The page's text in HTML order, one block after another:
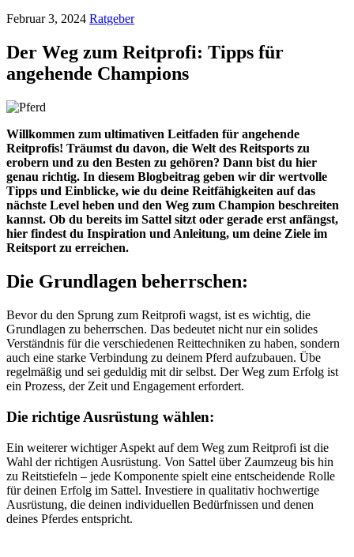
Februar 3, 2024 Ratgeber
Der Weg zum Reitprofi: Tipps für
angehende Champions
Willkommen zum ultimativen Leitfaden für angehende
Reitprofis! Träumst du davon, die Welt des Reitsports zu
erobern und zu den Besten zu gehören? Dann bist du hier
genau richtig. In diesem Blogbeitrag geben wir dir wertvolle
Tipps und Einblicke, wie du deine Reitfähigkeiten auf das
nächste Level heben und den Weg zum Champion beschreiten
kannst. Ob du bereits im Sattel sitzt oder gerade erst anfängst,
hier findest du Inspiration und Anleitung, um deine Ziele im
Reitsport zu erreichen.
Die Grundlagen beherrschen:
Bevor du den Sprung zum Reitprofi wagst, ist es wichtig, die
Grundlagen zu beherrschen. Das bedeutet nicht nur ein solides
Verständnis für die verschiedenen Reittechniken zu haben, sondern
auch eine starke Verbindung zu deinem Pferd aufzubauen. Übe
regelmäßig und sei geduldig mit dir selbst. Der Weg zum Erfolg ist
ein Prozess, der Zeit und Engagement erfordert.
Die richtige Ausrüstung wählen:
Ein weiterer wichtiger Aspekt auf dem Weg zum Reitprofi ist die
Wahl der richtigen Ausrüstung. Von Sattel über Zaumzeug bis hin
zu Reitstiefeln – jede Komponente spielt eine entscheidende Rolle
für deinen Erfolg im Sattel. Investiere in qualitativ hochwertige
Ausrüstung, die deinen individuellen Bedürfnissen und denen
deines Pferdes entspricht.